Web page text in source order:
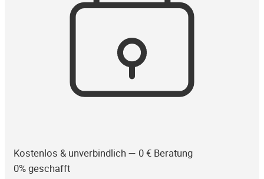
Kostenlos & unverbindlich — 0 € Beratung
0% geschafft